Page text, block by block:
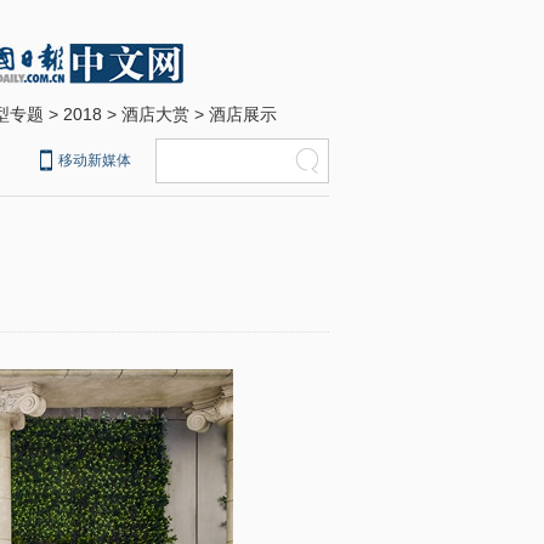
专题 > 2018 > 酒店大赏 > 酒店展示
移动新媒体